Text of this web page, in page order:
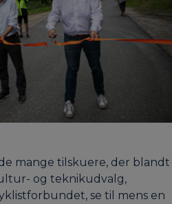
mange tilskuere, der blandt
og teknikudvalg,
se til mens en